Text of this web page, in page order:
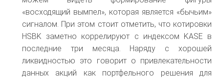
«восходящий вымпел», которая является «бычьим»
сигналом. При этом стоит отметить, что котировки
HSBK заметно коррелируют с индексом KASE в
последние три месяца. Наряду с хорошей
ликвидностью это говорит о привлекательности
данных акций как портфельного решения для